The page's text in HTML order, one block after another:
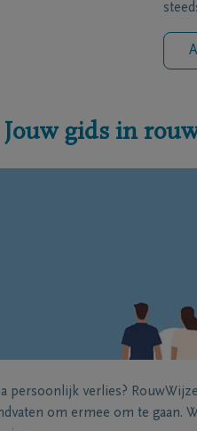
gids in
persoonlijk verlies?
om ermee om te gaan.